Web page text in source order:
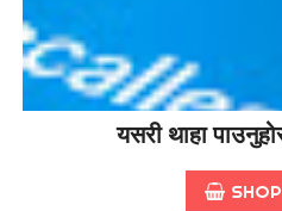
यसरी थाहा